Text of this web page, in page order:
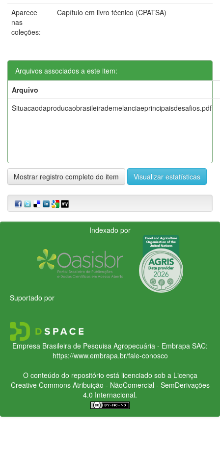
Aparece
nas
coleções:
Capítulo em livro técnico (CPATSA)
Arquivos associados a este item:
Arquivo
Situacaodaproducaobrasileirademelanciaeprincipaisdesafios.pdf
Mostrar registro completo do item Visualizar estatísticas
Indexado por
Suportado por
Empresa Brasileira de Pesquisa Agropecuária - Embrapa SAC:
https://www.embrapa.br/fale-conosco
O conteúdo do repositório está licenciado sob a Licença
Creative CommonsAtribuição - NãoComercial - SemDerivações
4.0 Internacional.